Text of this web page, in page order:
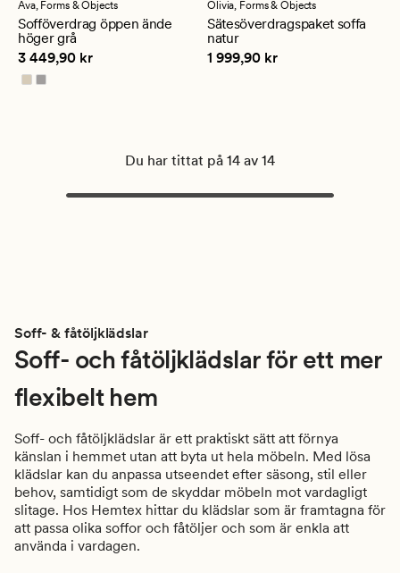
Ava, Forms & Objects
Sofföverdrag öppen ände
höger grå
Pris 3 449,90 kr
3 449,90 kr
Olivia, Forms & Objects
Sätesöverdragspaket soffa
natur
Pris 1 999,90 kr
1 999,90 kr
Du har tittat på 14 av 14
Soff- & fåtöljklädslar
Soff- och fåtöljklädslar för ett mer
flexibelt hem
Soff- och fåtöljklädslar är ett praktiskt sätt att förnya
känslan i hemmet utan att byta ut hela möbeln. Med lösa
klädslar kan du anpassa utseendet efter säsong, stil eller
behov, samtidigt som de skyddar möbeln mot vardagligt
slitage. Hos Hemtex hittar du klädslar som är framtagna för
att passa olika soffor och fåtöljer och som är enkla att
använda i vardagen.